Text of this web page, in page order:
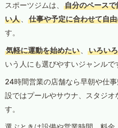
スポーツジムは、
自分のペース
い人 、 仕事や予定に合わせて自
す。
気軽に運動を始めたい 、 いろい
いう人にも選びやすいジャンルで
24時間営業の店舗なら早朝や仕
設ではプールやサウナ、スタジオ
す。